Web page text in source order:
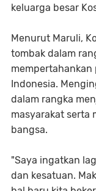
keluarga besar
Menurut Maruli,
tombak dalam
mempertahankan
Indonesia.
dalam rangka
masyarakat serta
bangsa.
"Saya ingatkan
dan kesatuan.